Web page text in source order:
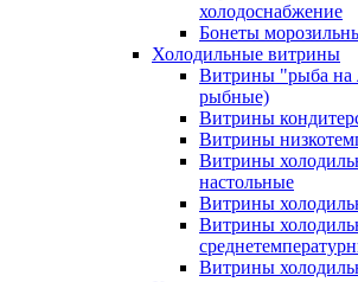
холодоснабжение
Бонеты
Холодильные витрины
Витрины "рыба на
рыбные)
Витрины
Витрины
Витрины
настольные
Витрины
Витрины
Витрины